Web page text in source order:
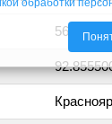
обработки